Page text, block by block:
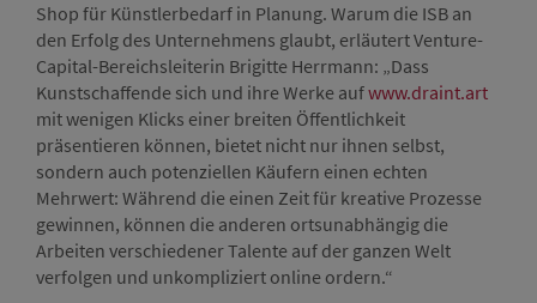
Shop für Künstlerbedarf in Planung. Warum die ISB an
den Erfolg des Unternehmens glaubt, erläutert Venture-
Capital-Bereichsleiterin Brigitte Herrmann: „Dass
Kunstschaffende sich und ihre Werke aufwww.draint.art
mit wenigen Klicks einer breiten Öffentlichkeit
präsentieren können, bietet nicht nur ihnen selbst,
sondern auch potenziellen Käufern einen echten
Mehrwert: Während die einen Zeit für kreative Prozesse
gewinnen, können die anderen ortsunabhängig die
Arbeiten verschiedener Talente auf der ganzen Welt
verfolgen und unkompliziert online ordern.“